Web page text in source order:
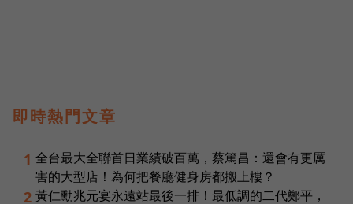
即時熱門文章
1 全台最大全聯首日業績破百萬，蔡篤昌：還會有更厲
害的大型店！為何把餐廳健身房都搬上樓？
2 黃仁勳兆元宴永遠站最後一排！最低調的二代鄭平，